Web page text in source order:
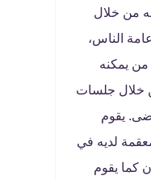
من خلال
الناس،
يمكنه
خلال جلسات
يقوم
لديه في
كما يقوم